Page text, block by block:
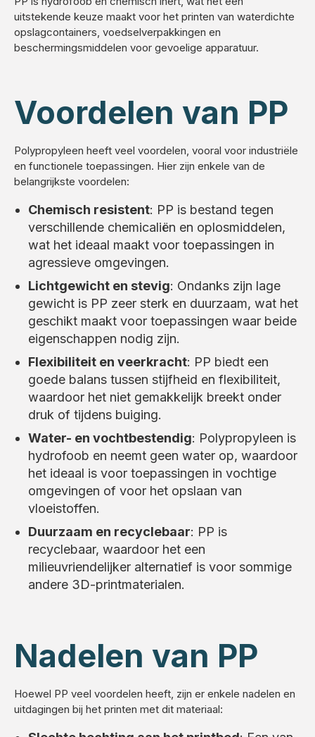
uitstekende keuze maakt voor het printen van waterdichte
opslagcontainers, voedselverpakkingen en
beschermingsmiddelen voor gevoelige apparatuur.
Voordelen van PP
Polypropyleen heeft veel voordelen, vooral voor industriële
en functionele toepassingen. Hier zijn enkele van de
belangrijkste voordelen:
Chemisch resistent: PP is bestand tegen
verschillende chemicaliën en oplosmiddelen,
wat het ideaal maakt voor toepassingen in
agressieve omgevingen.
Lichtgewicht en stevig: Ondanks zijn lage
gewicht is PP zeer sterk en duurzaam, wat het
geschikt maakt voor toepassingen waar beide
eigenschappen nodig zijn.
Flexibiliteit en veerkracht: PP biedt een
goede balans tussen stijfheid en flexibiliteit,
waardoor het niet gemakkelijk breekt onder
druk of tijdens buiging.
Water- en vochtbestendig: Polypropyleen is
hydrofoob en neemt geen water op, waardoor
het ideaal is voor toepassingen in vochtige
omgevingen of voor het opslaan van
vloeistoffen.
Duurzaam en recyclebaar: PP is
recyclebaar, waardoor het een
milieuvriendelijker alternatief is voor sommige
andere 3D-printmaterialen.
Nadelen van PP
Hoewel PP veel voordelen heeft, zijn er enkele nadelen en
uitdagingen bij het printen met dit materiaal: